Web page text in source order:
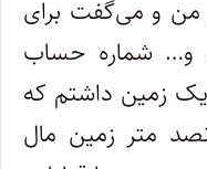
من و می‌گفت برای
و… شماره حساب
زمین داشتم که
متر زمین مال